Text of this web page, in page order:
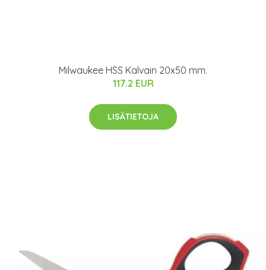
Milwaukee HSS Kalvain 20x50 mm.
117.2 EUR
LISÄTIETOJA